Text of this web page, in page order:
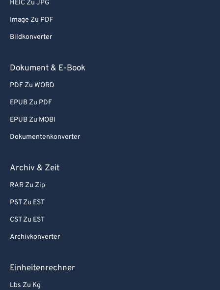
HEIC Zu JPG
Image Zu PDF
Bildkonverter
Dokument & E-Book
PDF Zu WORD
EPUB Zu PDF
EPUB Zu MOBI
Dokumentenkonverter
Archiv & Zeit
RAR Zu Zip
PST Zu EST
CST Zu EST
Archivkonverter
Einheitenrechner
Lbs Zu Kg